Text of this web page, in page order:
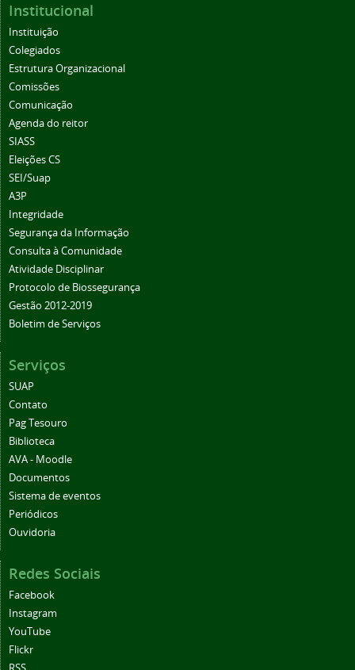
Institucional
Instituição
Colegiados
Estrutura Organizacional
Comissões
Comunicação
Agenda do reitor
SIASS
Eleições CS
SEI/Suap
A3P
Integridade
Segurança da Informação
Consulta à Comunidade
Atividade Disciplinar
Protocolo de Biossegurança
Gestão 2012-2019
Boletim de Serviços
Serviços
SUAP
Contato
Pag Tesouro
Biblioteca
AVA - Moodle
Documentos
Sistema de eventos
Periódicos
Ouvidoria
Redes Sociais
Facebook
Instagram
YouTube
Flickr